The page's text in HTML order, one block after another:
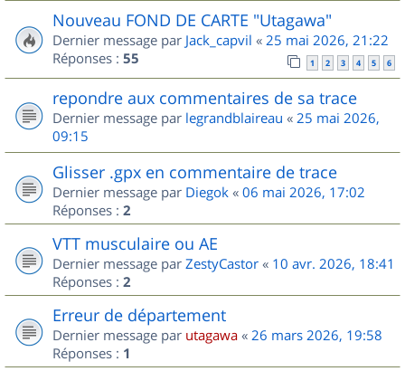
Nouveau FOND DE CARTE "Utagawa"
Dernier message par Jack_capvil « 25 mai 2026, 21:22
Réponses : 55 1 2 3 4 5 6
repondre aux commentaires de sa trace
Dernier message par legrandblaireau « 25 mai 2026,
09:15
Glisser .gpx en commentaire de trace
Dernier message par Diegok « 06 mai 2026, 17:02
Réponses : 2
VTT musculaire ou AE
Dernier message par ZestyCastor « 10 avr. 2026, 18:41
Réponses : 2
Erreur de département
Dernier message par utagawa « 26 mars 2026, 19:58
Réponses : 1